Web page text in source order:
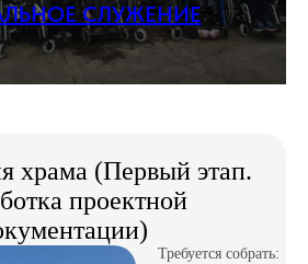
СЛУЖЕНИЕ
храма (Первый этап.
проектной
Требуется собрать: